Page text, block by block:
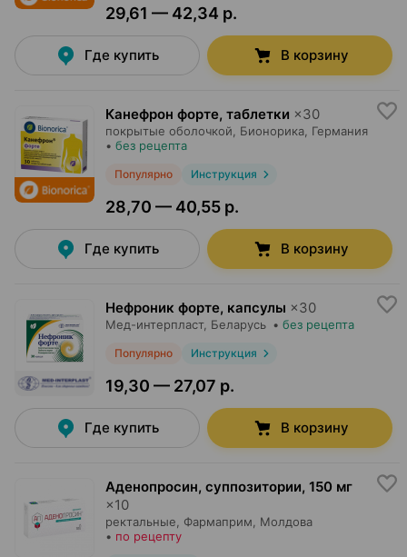
29,61 — 42,34 р.
Где купить В корзину
Канефрон форте, таблетки ×30
покрытые оболочкой, Бионорика , Германия
• без рецепта
Популярно Инструкция
28,70 — 40,55 р.
Где купить В корзину
Нефроник форте, капсулы ×30
Мед-интерпласт, Беларусь • без рецепта
Популярно Инструкция
19,30 — 27,07 р.
Где купить В корзину
Аденопросин, суппозитории, 150 мг
×10
ректальные, Фармаприм , Молдова
• по рецепту